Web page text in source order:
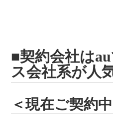
■契約会社は
ス会社系が人
＜現在ご契約